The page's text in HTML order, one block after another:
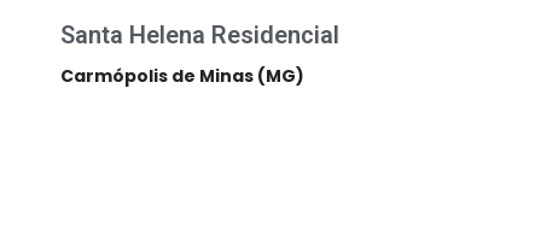
Santa Helena Residencial
Carmópolis de Minas (MG)